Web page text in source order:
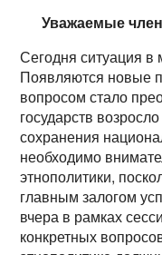
Уважаемые
Сегодня ситуация в
Появляются новые
вопросом стало
государств
сохранения
необходимо
этнополитики,
главным залогом
вчера в рамках
конкретных